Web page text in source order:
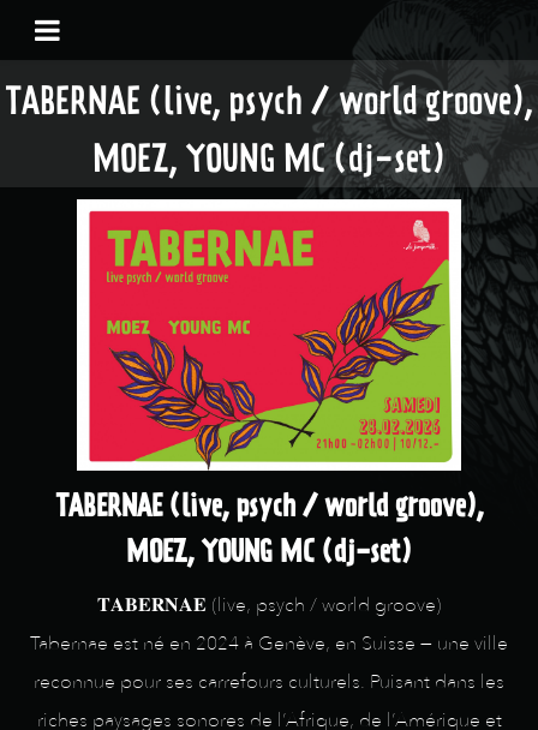
TABERNAE (live, psych / world groove),
MOEZ, YOUNG MC (dj-set)
TABERNAE (live, psych / world groove),
MOEZ, YOUNG MC (dj-set)
𝐓𝐀𝐁𝐄𝐑𝐍𝐀𝐄 (live, psych / world groove)
Tabernae est né en 2024 à Genève, en Suisse — une ville
reconnue pour ses carrefours culturels. Puisant dans les
riches paysages sonores de l’Afrique, de l’Amérique et